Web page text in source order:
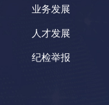
业务发展
人才发展
纪检举报